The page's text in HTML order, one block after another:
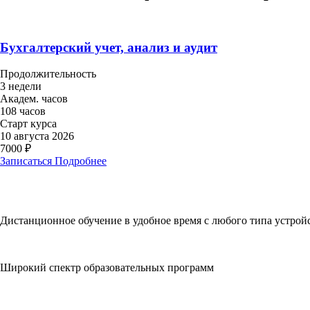
Бухгалтерский учет, анализ и аудит
Продолжительность
3 недели
Академ. часов
108 часов
Старт курса
10 августа 2026
7000 ₽
Записаться Подробнее
Дистанционное обучение в удобное время с любого типа
Широкий спектр образовательных программ